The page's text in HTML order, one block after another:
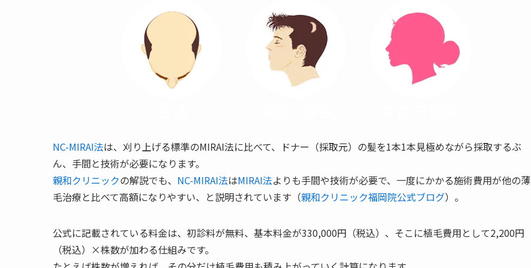
NC-MIRAI法は、刈り上げる標準のMIRAI法に比べて、ドナー（採取元）の髪を1本1本見極めながら採取するぶ
ん、手間と技術が必要になります。
親和クリニックの解説でも、 NC-MIRAI法はMIRAI法よりも手間や技術が必要で、一度にかかる施術費用が他の薄
毛治療と比べて高額になりやすい、と説明されています（親和クリニック福岡院公式ブログ）。
公式に記載されている料金は、初診料が無料、基本料金が330,000円（税込）、そこに植毛費用として2,200円
（税込）×株数が加わる仕組みです。